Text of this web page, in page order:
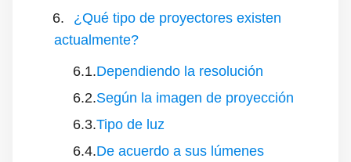
¿Qué tipo de proyectores existen
actualmente?
Dependiendo la resolución
Según la imagen de proyección
Tipo de luz
De acuerdo a sus lúmenes